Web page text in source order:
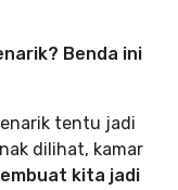
Benda ini
tentu jadi
dilihat, kamar
kita jadi